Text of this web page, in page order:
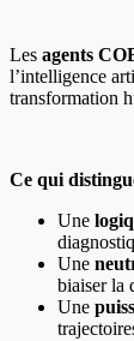
Les agents
l’intelligence
transformation
Ce qui
Une
Une
biaiser la
Une